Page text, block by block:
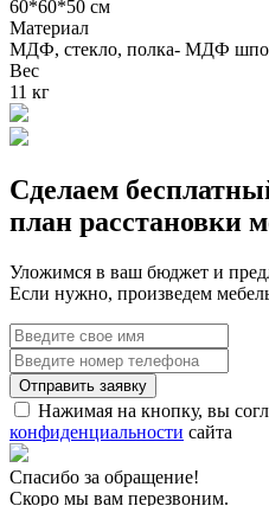
60*60*50 см
Материал
МДФ, стекло, полка- МДФ
Вес
11 кг
Сделаем
план расстановки
Уложимся в ваш бюджет и
Если нужно, произведем
Нажимая на кнопку, вы
конфиденциальности сайта
Спасибо за обращение!
Скоро мы вам перезвоним.